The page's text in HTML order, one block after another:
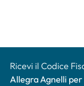
Ricevi il Codice
Allegra Agnelli